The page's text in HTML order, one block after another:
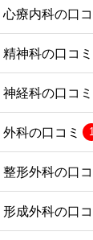
心療内科の口コ
精神科の口コミ
神経科の口コミ
外科の口コミ
整形外科の口コ
形成外科の口コ